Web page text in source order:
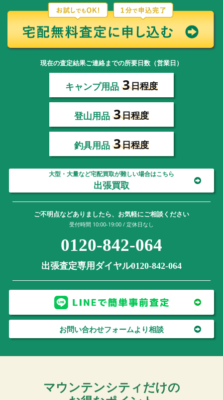
現在の査定結果ご連絡までの所要日数（営業日）
キャンプ用品 3日程度
登山用品 3日程度
釣具用品 3日程度
大型・大量など宅配買取が難しい場合はこちら
出張買取
ご不明点などありましたら、お気軽にご相談ください
受付時間 10:00-19:00 / 定休日なし
0120-842-064
出張査定専用ダイヤル0120-842-064
お問い合わせフォームより相談
マウンテンシティだけの